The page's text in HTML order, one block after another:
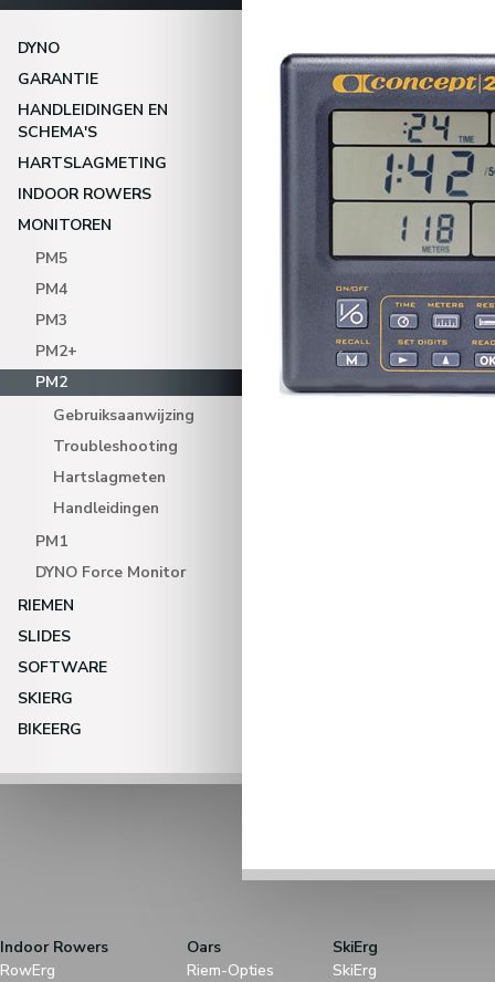
DYNO
GARANTIE
HANDLEIDINGEN EN
SCHEMA'S
HARTSLAGMETING
INDOOR ROWERS
MONITOREN
PM5
PM4
PM3
PM2+
PM2
Gebruiksaanwijzing
Troubleshooting
Hartslagmeten
Handleidingen
PM1
DYNO Force Monitor
RIEMEN
SLIDES
SOFTWARE
SKIERG
BIKEERG
Indoor Rowers
RowErg
Oars
Riem-Opties
SkiErg
SkiErg